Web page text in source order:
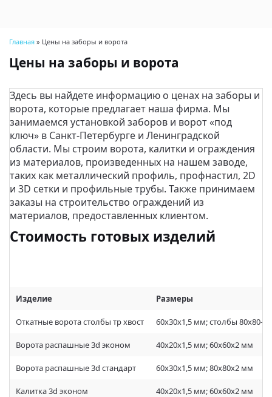
Главная » Цены на заборы и ворота
Цены на заборы и ворота
Здесь вы найдете информацию о ценах на заборы и
ворота, которые предлагает наша фирма. Мы
занимаемся установкой заборов и ворот «под
ключ» в Санкт-Петербурге и Ленинградской
области. Мы строим ворота, калитки и ограждения
из материалов, произведенных на нашем заводе,
таких как металлический профиль, профнастил, 2D
и 3D сетки и профильные трубы. Также принимаем
заказы на строительство ограждений из
материалов, предоставленных клиентом.
Стоимость готовых изделий
Изделие Размеры
Откатные ворота столбы тр хвост 60х30х1,5 мм; столбы 80х80-
Ворота распашные 3d эконом 40х20х1,5 мм; 60х60х2 мм
Ворота распашные 3d стандарт 60х30х1,5 мм; 80х80х2 мм
Калитка 3d эконом 40х20х1,5 мм; 60х60х2 мм